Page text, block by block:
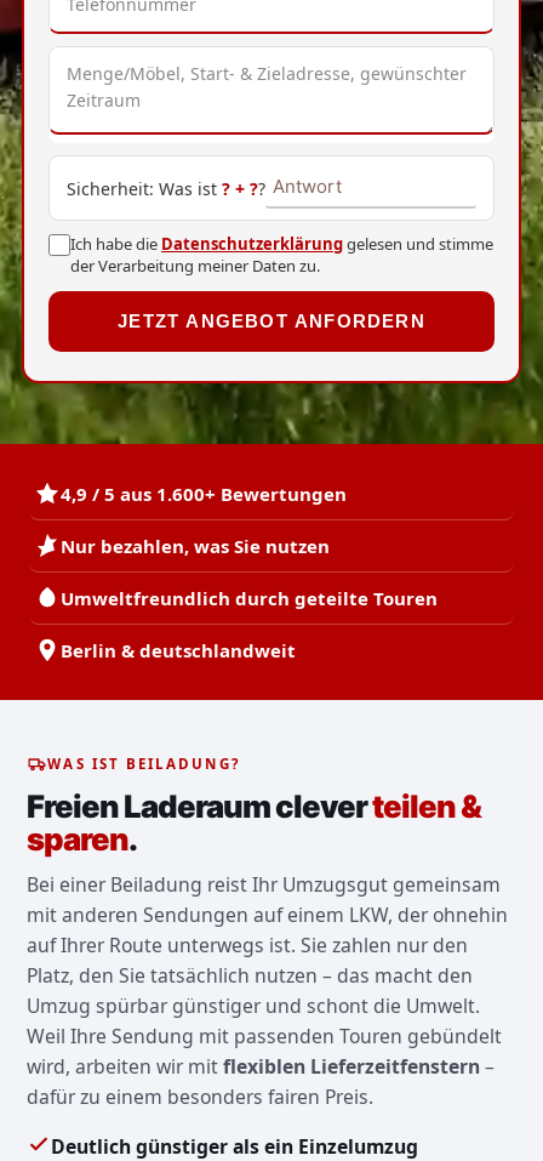
Sicherheit: Was ist ? + ??
Ich habe die Datenschutzerklärunggelesen und stimme
der Verarbeitung meiner Daten zu.
JETZT ANGEBOT ANFORDERN
4,9 / 5 aus 1.600+ Bewertungen
Nur bezahlen, was Sie nutzen
Umweltfreundlich durch geteilte Touren
Berlin & deutschlandweit
WAS IST BEILADUNG?
Freien Laderaum cleverteilen &
sparen.
Bei einer Beiladung reist Ihr Umzugsgut gemeinsam
mit anderen Sendungen auf einem LKW, der ohnehin
auf Ihrer Route unterwegs ist. Sie zahlen nur den
Platz, den Sie tatsächlich nutzen – das macht den
Umzug spürbar günstiger und schont die Umwelt.
Weil Ihre Sendung mit passenden Touren gebündelt
wird, arbeiten wir mitflexiblen Lieferzeitfenstern –
dafür zu einem besonders fairen Preis.
Deutlich günstiger als ein Einzelumzug